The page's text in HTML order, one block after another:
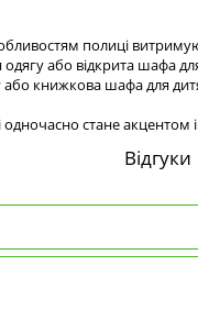
полиці
або відкрита
або книжкова шафа для
стане акцентом
Відгуки